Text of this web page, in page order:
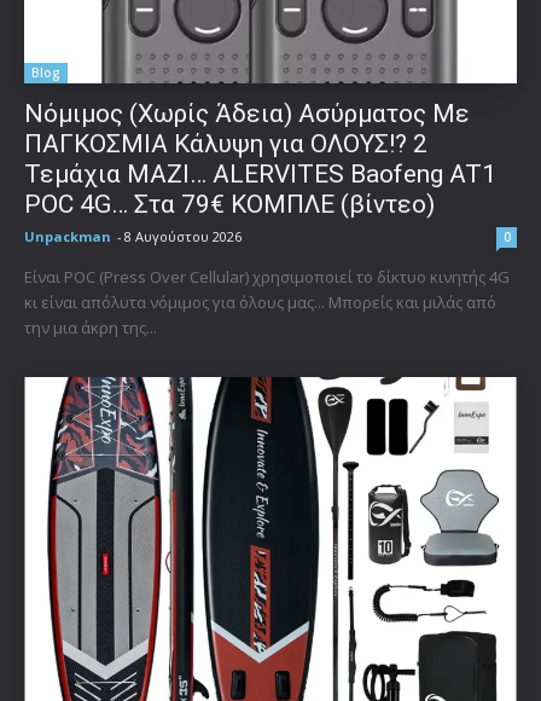
Blog
Νόμιμος (Χωρίς Άδεια) Ασύρματος Με
ΠΑΓΚΟΣΜΙΑ Κάλυψη για ΟΛΟΥΣ!? 2
Τεμάχια ΜΑΖΙ… ALERVITES Baofeng AT1
POC 4G… Στα 79€ ΚΟΜΠΛΕ (βίντεο)
Unpackman - 8 Αυγούστου 2026 0
Είναι POC (Press Over Cellular) χρησιμοποιεί το δίκτυο κινητής 4G
κι είναι απόλυτα νόμιμος για όλους μας... Μπορείς και μιλάς από
την μια άκρη της...